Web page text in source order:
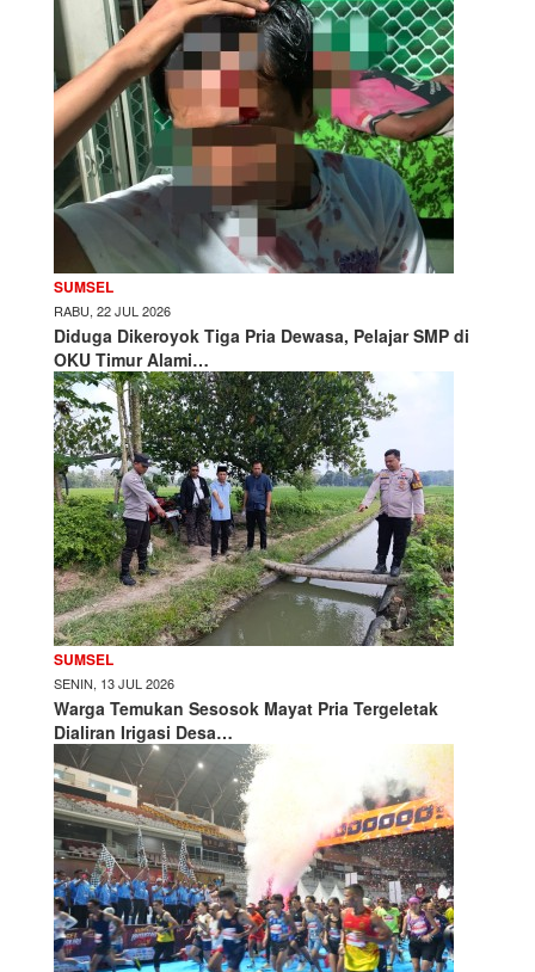
SUMSEL
RABU, 22 JUL 2026
Diduga Dikeroyok Tiga Pria Dewasa, Pelajar SMP di
OKU Timur Alami…
SUMSEL
SENIN, 13 JUL 2026
Warga Temukan Sesosok Mayat Pria Tergeletak
Dialiran Irigasi Desa…